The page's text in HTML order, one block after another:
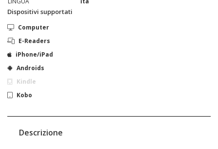
Dispositivi supportati
Computer
E-Readers
iPhone/iPad
Androids
Kindle
Kobo
Descrizione